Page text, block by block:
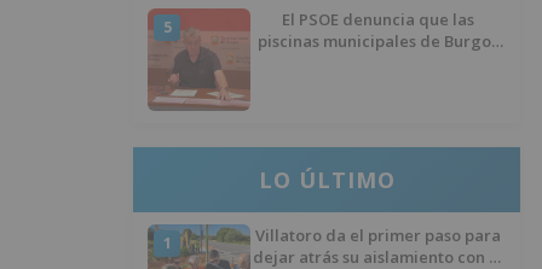
5
El PSOE denuncia que las
piscinas municipales de Burgos
LO ÚLTIMO
1
Villatoro da el primer paso para
dejar atrás su aislamiento con el